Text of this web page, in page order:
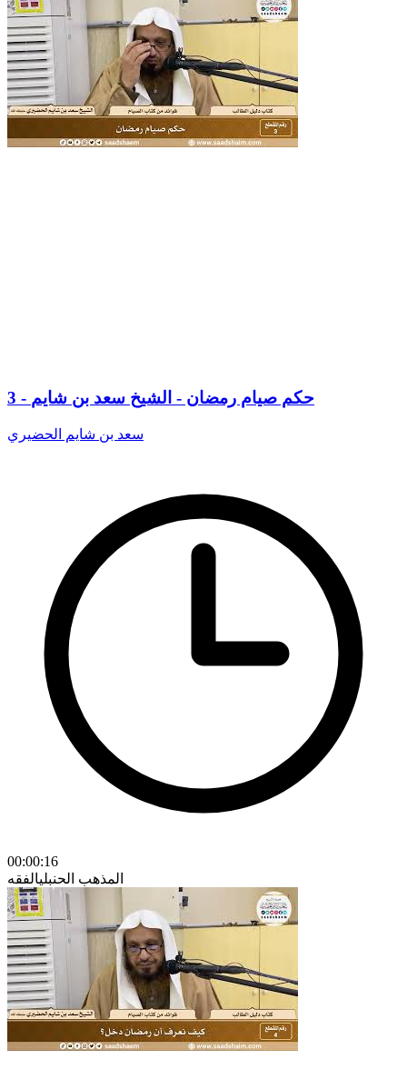
3 - حكم صيام رمضان - الشيخ سعد بن شايم
سعد بن شايم الحضيري
00:00:16
المذهب الحنبليالفقه